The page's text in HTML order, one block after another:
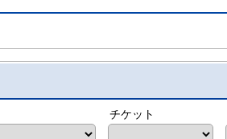
チケット